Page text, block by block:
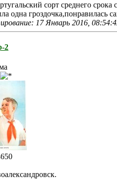
сорт среднего
одна гроздочка,понравилась
17 Январь 2016,
2